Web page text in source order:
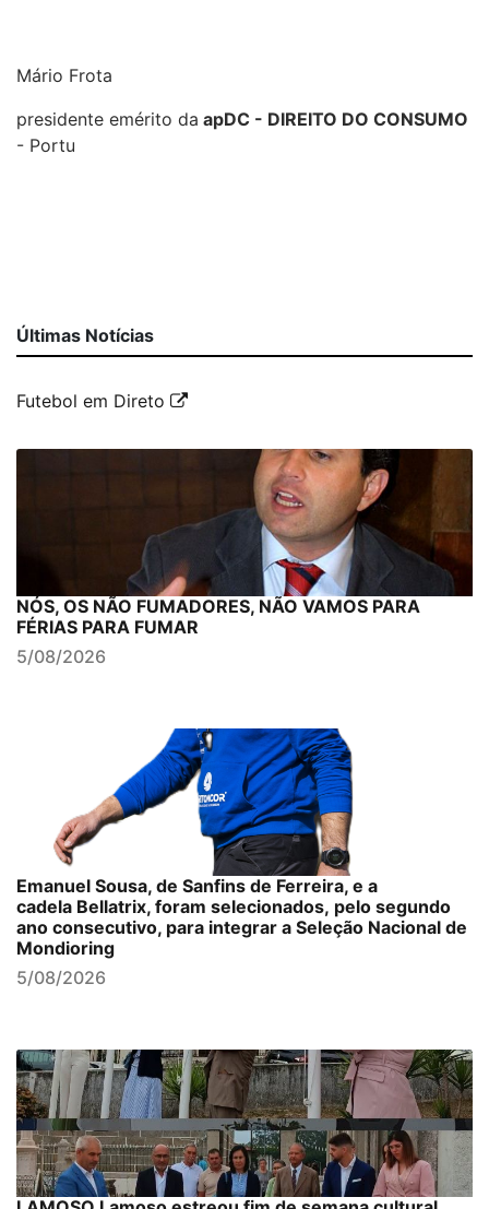
Mário Frota
presidente emérito da apDC - DIREITO DO CONSUMO
- Portu
Últimas Notícias
Futebol em Direto
NÓS, OS NÃO FUMADORES, NÃO VAMOS PARA
FÉRIAS PARA FUMAR
5/08/2026
Emanuel Sousa, de Sanfins de Ferreira, e a
cadela Bellatrix, foram selecionados, pelo segundo
ano consecutivo, para integrar a Seleção Nacional de
Mondioring
5/08/2026